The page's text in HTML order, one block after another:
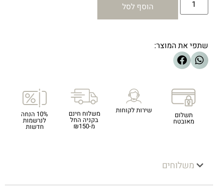
הוסף לסל
שתפי את המוצר:
תשלום
מאובטח
שירות לקוחות משלוח חינם
בקניה החל
מ-₪150
10% הנחה
לנרשמות
חדשות
משלוחים